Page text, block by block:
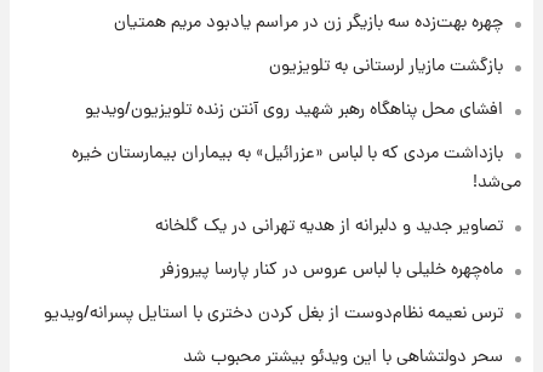
قیمت محصولات ایران‌خودرو و سایپا امروز شنبه
۱۷ مرداد ۱۴۰۵
۲۱ ساعت پیش
یک پیش ‌بینی مهم برای قیمت دلار، طلا و سکه
شنبه ۱۷ مرداد ۱۴۰۵
۲۱ ساعت پیش
بازیکن به درد نخور استقلال با مقصد اروپا این
تیم را ترک کرد!
تصاویر کمتر دیده‌شده از شهیدان حاجی‌زاده و
چهره بهت‌زده سه بازیگر زن در مراسم یادبود مریم همتیان
بازگشت مازیار لرستانی به تلویزیون
افشای محل پناهگاه‌ رهبر شهید روی آنتن زنده تلویزیون/ویدیو
بازداشت مردی که با لباس «عزرائیل» به بیماران بیمارستان خیره
می‌شد!
تصاویر جدید و دلبرانه از هدیه تهرانی در یک گلخانه
ماه‌چهره خلیلی با لباس عروس در کنار پارسا پیروزفر
ترس نعیمه نظام‌دوست از بغل کردن دختری با استایل پسرانه/ویدیو
سحر دولتشاهی با این ویدئو بیشتر محبوب شد